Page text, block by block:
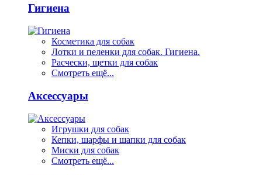
Гигиена
Косметика для собак
Лотки и пеленки для собак. Гигиена.
Расчески, щетки для собак
Смотреть ещё...
Аксессуары
Игрушки для собак
Кепки, шарфы и шапки для собак
Миски для собак
Смотреть ещё...